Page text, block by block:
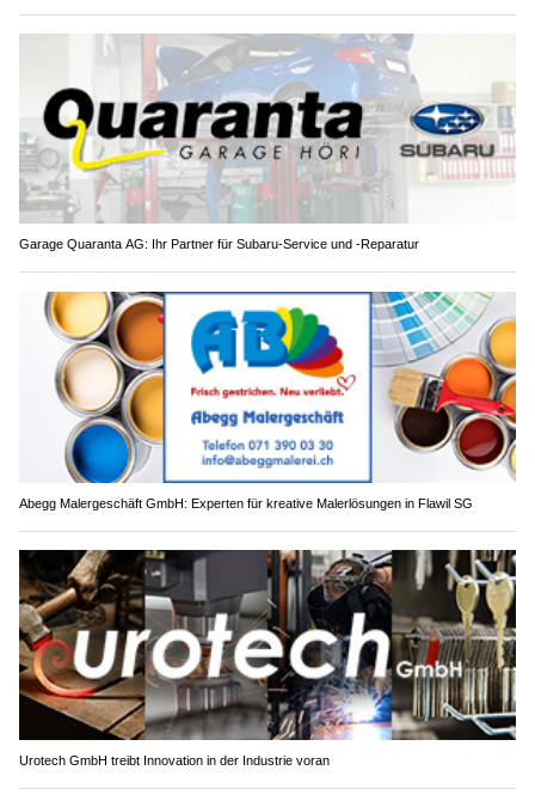
Garage Quaranta AG: Ihr Partner für Subaru-Service und -Reparatur
Abegg Malergeschäft GmbH: Experten für kreative Malerlösungen in Flawil SG
Urotech GmbH treibt Innovation in der Industrie voran